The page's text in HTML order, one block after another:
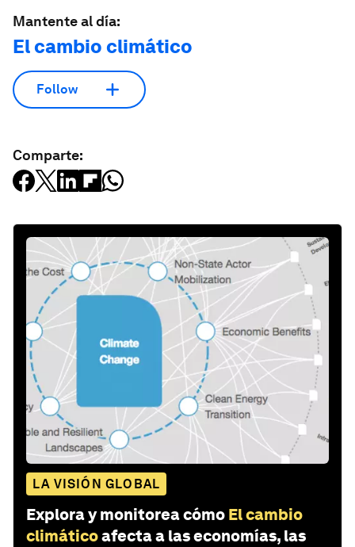
Mantente al día:
El cambio climático
Follow
Comparte:
LA VISIÓN GLOBAL
Explora y monitorea cómo El cambio
climáticoafecta a las economías, las